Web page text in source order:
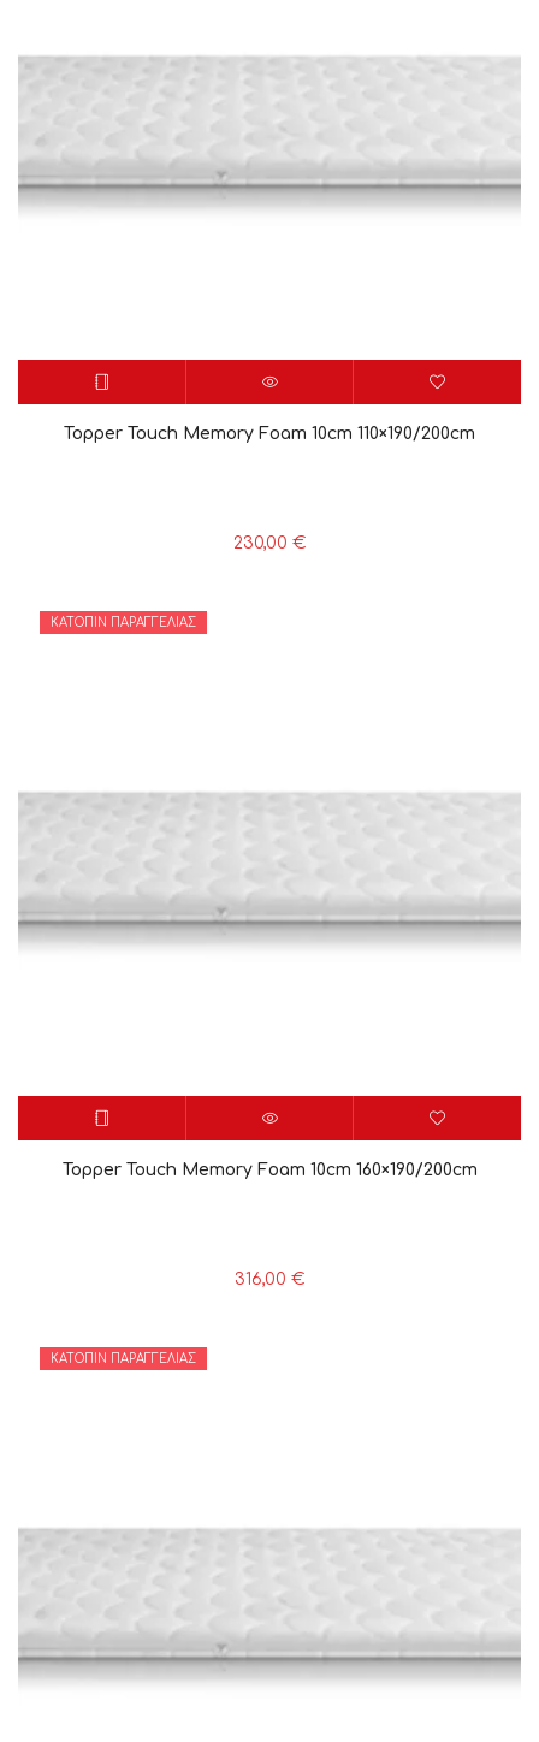
Topper Touch Memory Foam 10cm 110×190/200cm
230,00 €
ΚΑΤΌΠΙΝ ΠΑΡΑΓΓΕΛΊΑΣ
Topper Touch Memory Foam 10cm 160×190/200cm
316,00 €
ΚΑΤΌΠΙΝ ΠΑΡΑΓΓΕΛΊΑΣ